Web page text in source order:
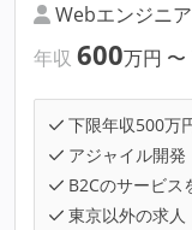
Webエンジニ
年収 600万円 〜
下限年収500万
アジャイル開発
B2Cのサービス
東京以外の求人